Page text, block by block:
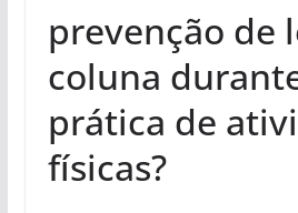
prevenção de
coluna
prática de
físicas?